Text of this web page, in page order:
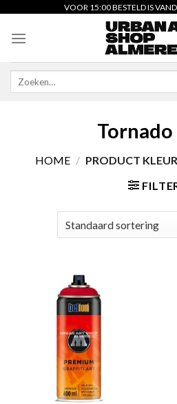
content
VOOR 15:00 BESTELD IS
Tornado
HOME / PRODUCT KLEUR